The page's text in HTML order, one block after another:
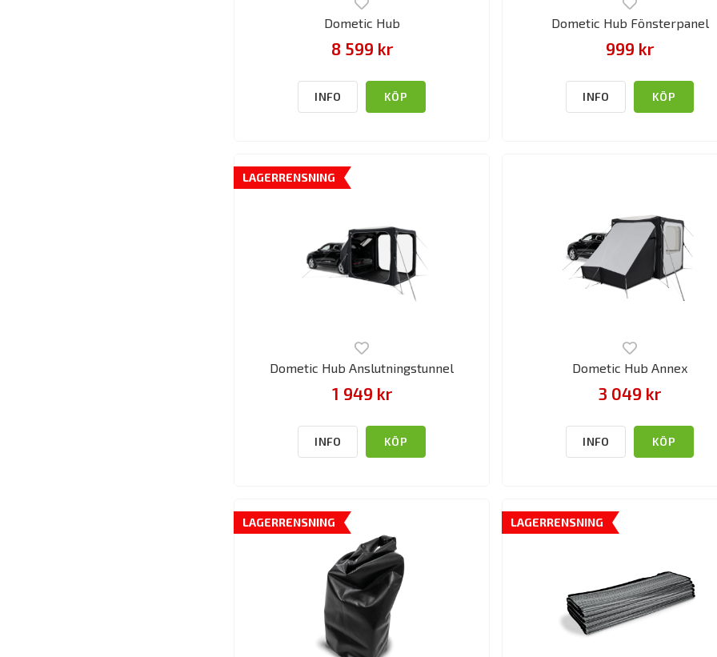
Dometic Hub
8 599 kr
INFO KÖP
Dometic Hub Fönsterpanel
999 kr
INFO KÖP
LAGERRENSNING
Dometic Hub Anslutningstunnel
1 949 kr
INFO KÖP
Dometic Hub Annex
3 049 kr
INFO KÖP
LAGERRENSNING LAGERRENSNING